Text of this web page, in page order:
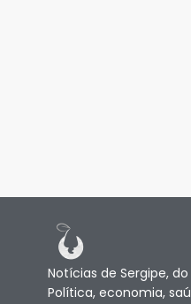
Notícias de Sergipe,
Política, economia,